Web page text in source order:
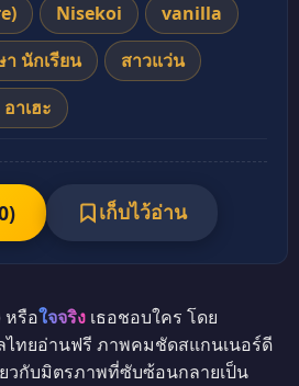
Nisekoi
vanilla
นักเรียน
สาวแว่น
าเฮะ
) เก็บไว้อ่าน
หรือใจจริง เธอชอบใคร โดย
ไทยอ่านฟรี ภาพคมชัดสแกนเนอร์ดี
ยวกับมิตรภาพที่ซับซ้อนกลายเป็น